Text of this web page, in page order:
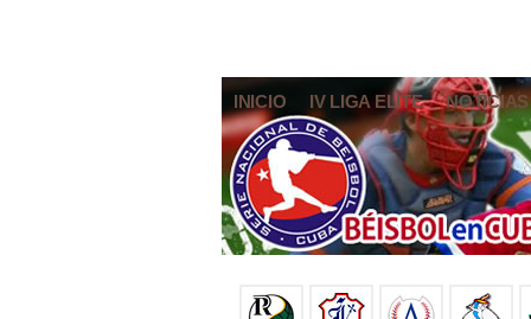
INICIO IV LIGA ELITE NOTICIAS